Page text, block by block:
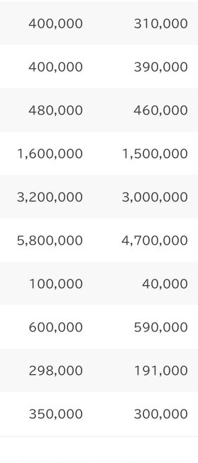
400,000 310,000
400,000 390,000
480,000 460,000
1,600,000 1,500,000
3,200,000 3,000,000
5,800,000 4,700,000
100,000 40,000
600,000 590,000
298,000 191,000
350,000 300,000